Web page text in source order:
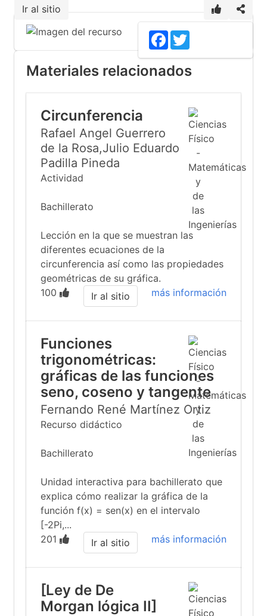
Ir al sitio
Facebook
Materiales relacionados
Circunferencia
Rafael Angel Guerrero
de la Rosa,Julio Eduardo
Padilla Pineda
Actividad
Bachillerato
Lección en la que se muestran las
diferentes ecuaciones de la
circunferencia así como las propiedades
geométricas de su gráfica.
100
más información
Ir al sitio
Funciones
trigonométricas:
gráficas de las funciones
seno, coseno y tangente
Fernando René Martínez Ortiz
Recurso didáctico
Bachillerato
Unidad interactiva para bachillerato que
explica cómo realizar la gráfica de la
función f(x) = sen(x) en el intervalo
[-2Pi,...
201
más información
Ir al sitio
[Ley de De
Morgan lógica II]